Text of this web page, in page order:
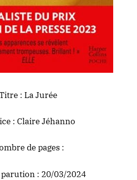
: La Jurée
: Claire Jéhanno
de pages :
parution : 20/03/2024